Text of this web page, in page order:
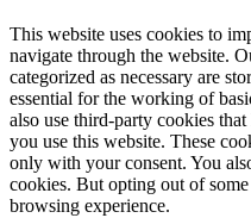
This website uses cookies to
navigate through the website.
categorized as necessary are
essential for the working of
also use third-party cookies
you use this website. These
only with your consent. You
cookies. But opting out of
browsing experience.